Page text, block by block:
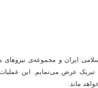
ایران و مجموعه‌ی
تبریک عرض می‌نمایم. این
ماند.